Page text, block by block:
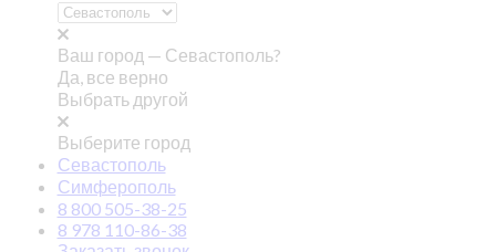
Ваш город — Севастополь?
Да, все верно
Выбрать другой
Выберите город
Севастополь
Симферополь
8 800 505-38-25
8 978 110-86-38